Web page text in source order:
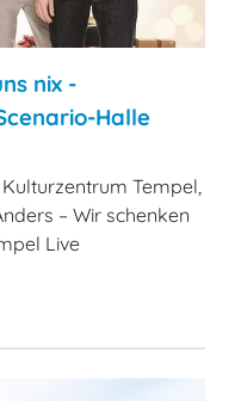
nix -
Halle
Tempel,
– Wir schenken
Live